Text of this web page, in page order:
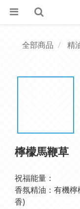
全部商品 精
檸檬馬鞭草
祝福能量：
香氛精油：有機
香)